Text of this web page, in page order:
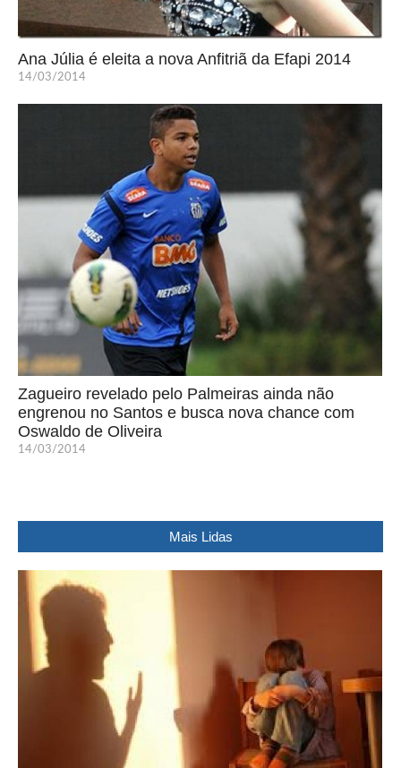
Ana Júlia é eleita a nova Anfitriã da Efapi 2014
14/03/2014
Zagueiro revelado pelo Palmeiras ainda não
engrenou no Santos e busca nova chance com
Oswaldo de Oliveira
14/03/2014
Mais Lidas